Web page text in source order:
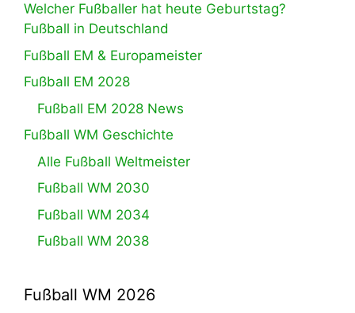
Welcher Fußballer hat heute Geburtstag?
Fußball in Deutschland
Fußball EM & Europameister
Fußball EM 2028
Fußball EM 2028 News
Fußball WM Geschichte
Alle Fußball Weltmeister
Fußball WM 2030
Fußball WM 2034
Fußball WM 2038
Fußball WM 2026